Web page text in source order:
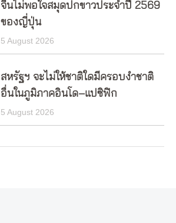
จีนไม่พอใจสมุดปกขาวประจำปี 2569
ของญี่ปุ่น
5 August 2026
สหรัฐฯ จะไม่ให้ชาติใดมีครอบงำชาติ
อื่นในภูมิภาคอินโด–แปซิฟิก
5 August 2026